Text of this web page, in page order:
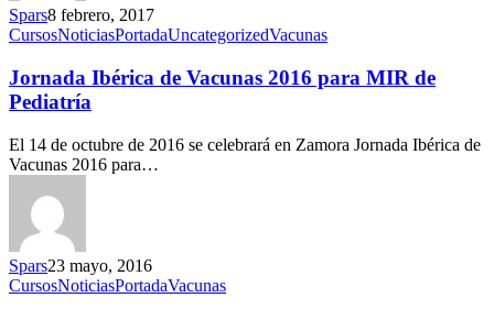
Spars8 febrero, 2017
CursosNoticiasPortadaUncategorizedVacunas
Jornada Ibérica de Vacunas 2016 para MIR de
Pediatría
El 14 de octubre de 2016 se celebrará en Zamora Jornada Ibérica de
Vacunas 2016 para…
Spars23 mayo, 2016
CursosNoticiasPortadaVacunas